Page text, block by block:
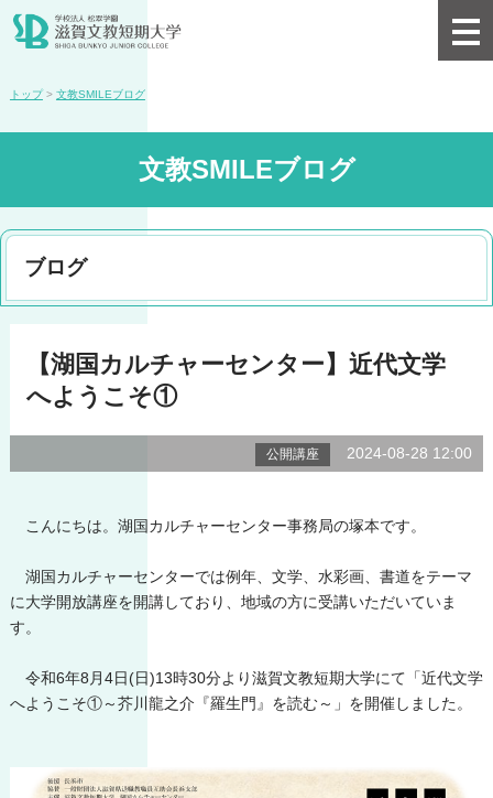
トップ > 文教SMILEブログ
文教SMILEブログ
ブログ
【湖国カルチャーセンター】近代文学
へようこそ①
公開講座 2024-08-28 12:00
こんにちは。湖国カルチャーセンター事務局の塚本です。
湖国カルチャーセンターでは例年、文学、水彩画、書道をテーマ
に大学開放講座を開講しており、地域の方に受講いただいていま
す。
令和6年8月4日(日)13時30分より滋賀文教短期大学にて「近代文学
へようこそ①～芥川龍之介『羅生門』を読む～」を開催しました。